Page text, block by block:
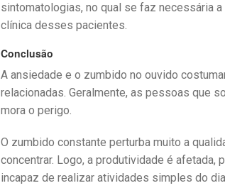
sintomatologias, no qual se faz necessária
clínica desses pacientes.
Conclusão
A ansiedade e o zumbido no ouvido
relacionadas. Geralmente, as pessoas que
mora o perigo.
O zumbido constante perturba muito a
concentrar. Logo, a produtividade é
incapaz de realizar atividades simples do